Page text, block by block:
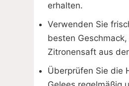
erhalten.
Verwenden Sie
besten
Zitronensaft aus
Überprüfen Sie die